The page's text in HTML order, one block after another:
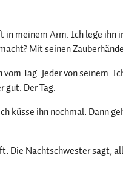
meinem Arm. Ich lege ihn
Mit seinen
Tag. Jeder von seinem.
gut. Der Tag.
küsse ihn nochmal. Dann
Die Nachtschwester sagt,